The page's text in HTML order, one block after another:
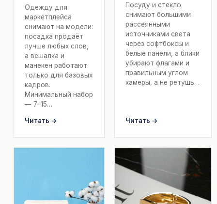
Одежду для
маркетплейса
снимают на модели:
посадка продаёт
лучше любых слов,
а вешалка и
манекен работают
только для базовых
кадров.
Минимальный набор
— 7–15…
Читать →
Посуду и стекло
снимают большими
рассеянными
источниками света
через софтбоксы и
белые панели, а блики
убирают флагами и
правильным углом
камеры, а не ретушь…
Читать →